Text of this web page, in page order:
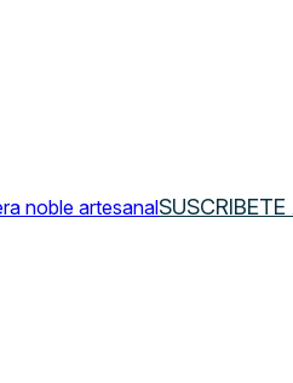
noble artesanal